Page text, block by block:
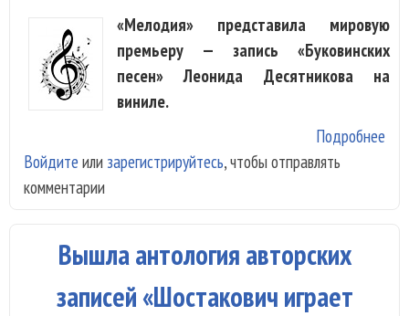
«Мелодия» представила мировую
премьеру — запись «Буковинских
песен» Леонида Десятникова на
виниле.
Подробнее
Войдите или зарегистрируйтесь, чтобы отправлять
комментарии
Вышла антология авторских
записей «Шостакович играет